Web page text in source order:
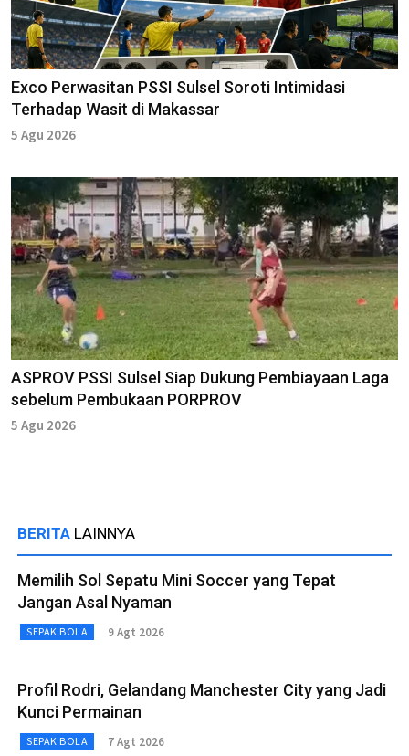
Exco Perwasitan PSSI Sulsel Soroti Intimidasi
Terhadap Wasit di Makassar
5 Agu 2026
ASPROV PSSI Sulsel Siap Dukung Pembiayaan Laga
sebelum Pembukaan PORPROV
5 Agu 2026
BERITA LAINNYA
Memilih Sol Sepatu Mini Soccer yang Tepat
Jangan Asal Nyaman
SEPAK BOLA 9 Agt 2026
Profil Rodri, Gelandang Manchester City yang Jadi
Kunci Permainan
SEPAK BOLA 7 Agt 2026